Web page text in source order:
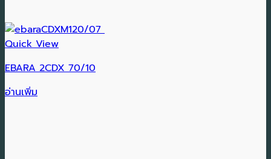
Quick View
EBARA 2CDX 70/10
อ่านเพิ่ม